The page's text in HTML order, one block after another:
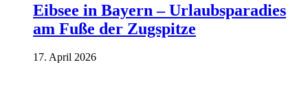
Eibsee in Bayern – Urlaubsparadies
am Fuße der Zugspitze
17. April 2026